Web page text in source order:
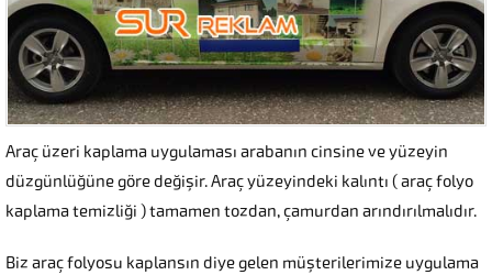
Araç üzeri kaplama uygulaması arabanın cinsine ve yüzeyin
düzgünlüğüne göre değişir. Araç yüzeyindeki kalıntı ( araç folyo
kaplama temizliği ) tamamen tozdan, çamurdan arındırılmalıdır.
Biz araç folyosu kaplansın diye gelen müşterilerimize uygulama